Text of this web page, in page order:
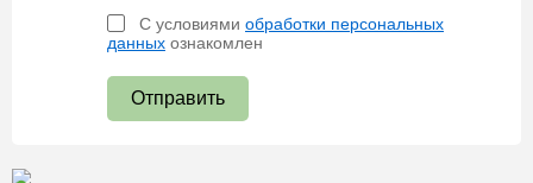
С условиями обработки персональных
данных ознакомлен
Отправить